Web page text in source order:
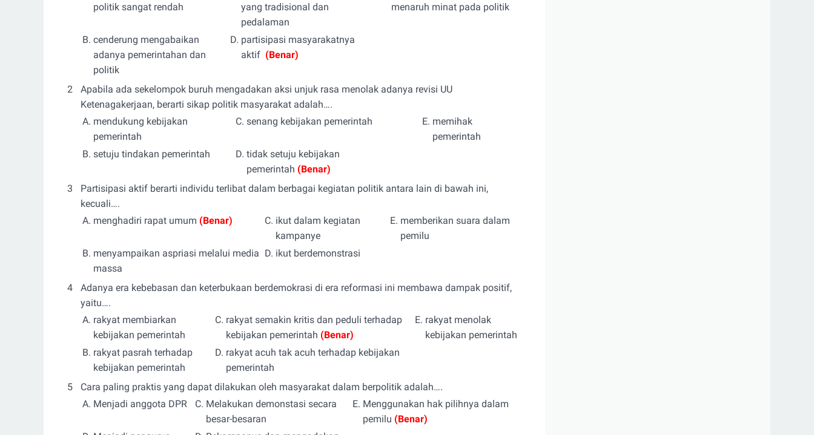
politik sangat rendah
yang tradisional dan
pedalaman
menaruh minat pada politik
B. cenderung mengabaikan
adanya pemerintahan dan
politik
D. partisipasi masyarakatnya
aktif (Benar)
2
Apabila ada sekelompok buruh mengadakan aksi unjuk rasa menolak adanya revisi UU
Ketenagakerjaan, berarti sikap politik masyarakat adalah….
A. mendukung kebijakan
pemerintah
C. senang kebijakan pemerintah E. memihak
pemerintah
B. setuju tindakan pemerintah D. tidak setuju kebijakan
pemerintah (Benar)
3
Partisipasi aktif berarti individu terlibat dalam berbagai kegiatan politik antara lain di bawah ini,
kecuali….
A. menghadiri rapat umum (Benar) C. ikut dalam kegiatan
kampanye
E. memberikan suara dalam
pemilu
B. menyampaikan aspriasi melalui media
massa
D. ikut berdemonstrasi
4
Adanya era kebebasan dan keterbukaan berdemokrasi di era reformasi ini membawa dampak positif,
yaitu….
A. rakyat membiarkan
kebijakan pemerintah
C. rakyat semakin kritis dan peduli terhadap
kebijakan pemerintah (Benar)
E. rakyat menolak
kebijakan pemerintah
B. rakyat pasrah terhadap
kebijakan pemerintah
D. rakyat acuh tak acuh terhadap kebijakan
pemerintah
5
Cara paling praktis yang dapat dilakukan oleh masyarakat dalam berpolitik adalah….
A. Menjadi anggota DPR C. Melakukan demonstasi secara
besar-besaran
E. Menggunakan hak pilihnya dalam
pemilu (Benar)